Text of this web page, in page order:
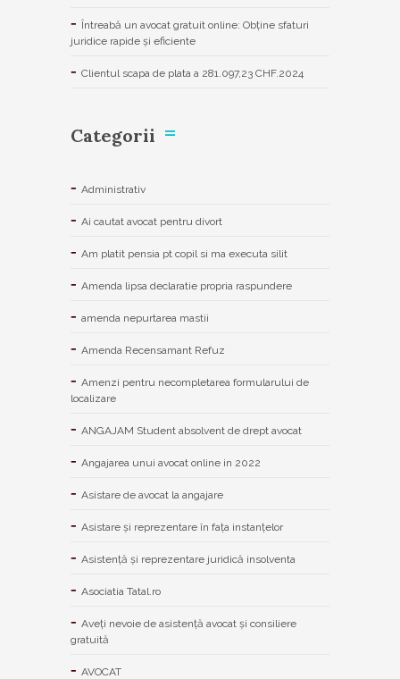
Întreabă un avocat gratuit online: Obține sfaturi
juridice rapide și eficiente
Clientul scapa de plata a 281.097,23 CHF.2024
Categorii
Administrativ
Ai cautat avocat pentru divort
Am platit pensia pt copil si ma executa silit
Amenda lipsa declaratie propria raspundere
amenda nepurtarea mastii
Amenda Recensamant Refuz
Amenzi pentru necompletarea formularului de
localizare
ANGAJAM Student absolvent de drept avocat
Angajarea unui avocat online in 2022
Asistare de avocat la angajare
Asistare și reprezentare în fața instanțelor
Asistență și reprezentare juridică insolventa
Asociatia Tatal.ro
Aveţi nevoie de asistenţă avocat şi consiliere
gratuită
AVOCAT